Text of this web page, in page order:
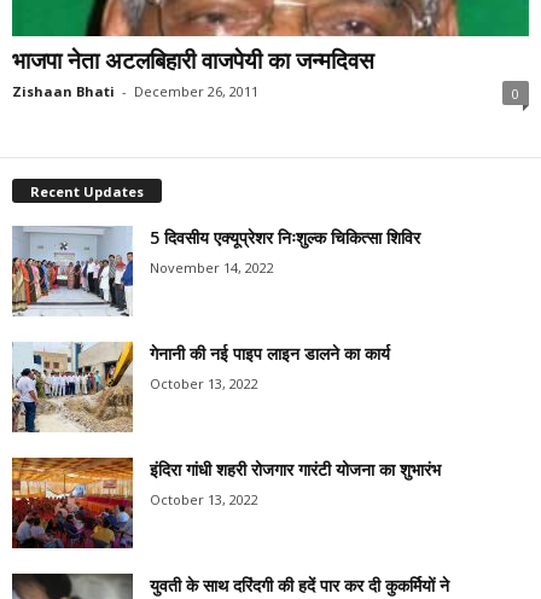
भाजपा नेता अटलबिहारी वाजपेयी का जन्मदिवस
Zishaan Bhati - December 26, 2011 0
Recent Updates
5 दिवसीय एक्यूप्रेशर निःशुल्क चिकित्सा शिविर
November 14, 2022
गेनानी की नई पाइप लाइन डालने का कार्य
October 13, 2022
इंदिरा गांधी शहरी रोजगार गारंटी योजना का शुभारंभ
October 13, 2022
युवती के साथ दरिंदगी की हदें पार कर दी कुकर्मियों ने